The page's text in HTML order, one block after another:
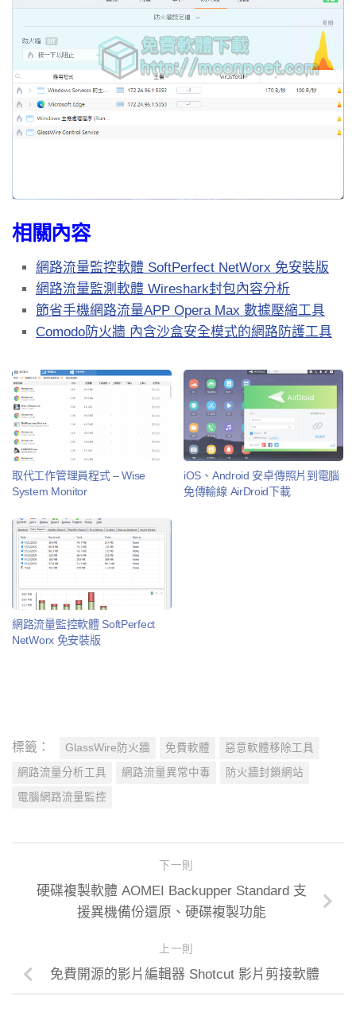
相關內容
網路流量監控軟體 SoftPerfect NetWorx 免安裝版
網路流量監測軟體 Wireshark封包內容分析
節省手機網路流量APP Opera Max 數據壓縮工具
Comodo防火牆 內含沙盒安全模式的網路防護工具
取代工作管理員程式 – Wise
System Monitor
iOS、Android 安卓傳照片到電腦
免傳輸線 AirDroid下載
網路流量監控軟體 SoftPerfect
NetWorx 免安裝版
標籤： GlassWire防火牆 免費軟體 惡意軟體移除工具
網路流量分析工具 網路流量異常中毒 防火牆封鎖網站
電腦網路流量監控
下一則
硬碟複製軟體 AOMEI Backupper Standard 支
援異機備份還原、硬碟複製功能
上一則
免費開源的影片編輯器 Shotcut 影片剪接軟體